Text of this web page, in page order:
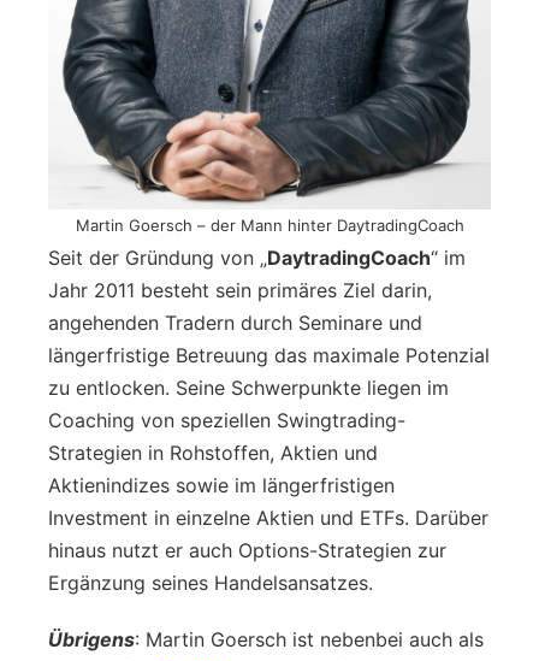
Martin Goersch – der Mann hinter DaytradingCoach
Seit der Gründung von „DaytradingCoach“ im
Jahr 2011 besteht sein primäres Ziel darin,
angehenden Tradern durch Seminare und
längerfristige Betreuung das maximale Potenzial
zu entlocken. Seine Schwerpunkte liegen im
Coaching von speziellen Swingtrading-
Strategien in Rohstoffen, Aktien und
Aktienindizes sowie im längerfristigen
Investment in einzelne Aktien und ETFs. Darüber
hinaus nutzt er auch Options-Strategien zur
Ergänzung seines Handelsansatzes.
Übrigens: Martin Goersch ist nebenbei auch als